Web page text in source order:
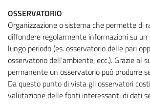
OSSERVATORIO
Organizzazione o sistema che permette di
diffondere regolarmente informazioni su
lungo periodo (es. osservatorio delle pari
osservatorio dell'ambiente, ecc.). Grazie al
permanente un osservatorio può produrre
Da questo punto di vista gli osservatori
valutazione delle fonti interessanti di dati